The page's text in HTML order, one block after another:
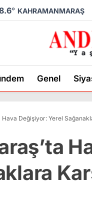
° KAHRAMANMARAŞ
Genel
Değişiyor: Yerel